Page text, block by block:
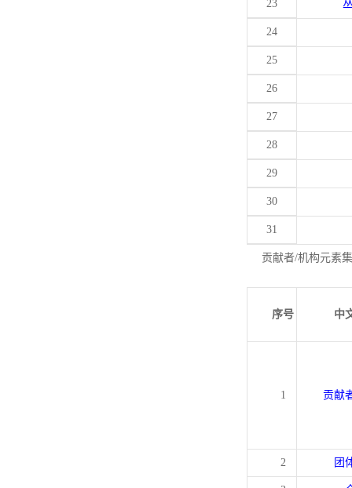
23
24
25
26
27
28
29
30
31
贡献者/机构元素
序号 中
1 贡献
2 团